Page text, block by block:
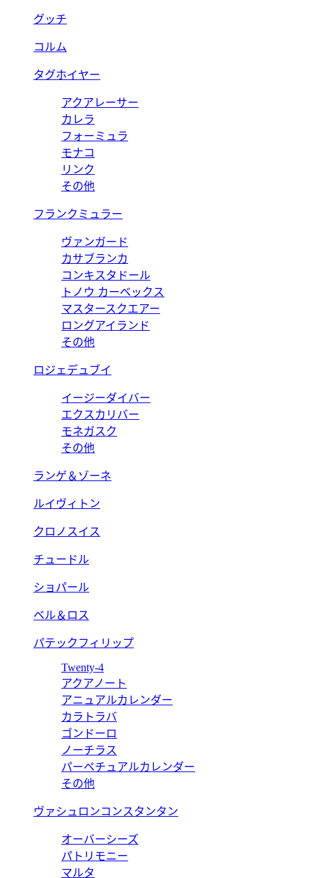
グッチ
コルム
タグホイヤー
アクアレーサー
カレラ
フォーミュラ
モナコ
リンク
その他
フランクミュラー
ヴァンガード
カサブランカ
コンキスタドール
トノウ カーベックス
マスタースクエアー
ロングアイランド
その他
ロジェデュブイ
イージーダイバー
エクスカリバー
モネガスク
その他
ランゲ＆ゾーネ
ルイヴィトン
クロノスイス
チュードル
ショパール
ベル＆ロス
パテックフィリップ
Twenty-4
アクアノート
アニュアルカレンダー
カラトラバ
ゴンドーロ
ノーチラス
パーペチュアルカレンダー
その他
ヴァシュロンコンスタンタン
オーバーシーズ
パトリモニー
マルタ